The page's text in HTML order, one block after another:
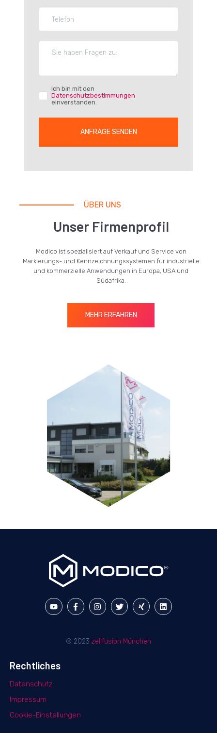
Ich bin mit den
Datenschutzbestimmungen
einverstanden.
ANFRAGE SENDEN
ÜBER UNS
Unser Firmenprofil
Modico ist spezialisiert auf Verkauf und Service von
Markierungs- und Kennzeichnungssystemen für industrielle
und kommerzielle Anwendungen in Europa, USA und
Südafrika.
MEHR ERFAHREN
© 2023 zellfusion München
Rechtliches
Datenschutz
Impressum
Cookie-Einstellungen